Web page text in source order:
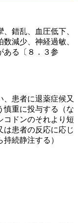
錯乱、血圧低下、
減少、神経過敏、
ある〔８．３参
患者に退薬症候又
慎重に投与する（な
コドンのそれより短
は患者の反応に応じ
続静注する）